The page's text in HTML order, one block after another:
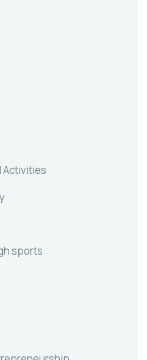
Activities
sports